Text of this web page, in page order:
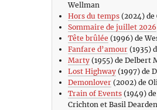
Wellman
Hors du temps(2024) de
Sommaire de juillet 2026
Tête brûlée (1996) de
Fanfare d’amour(1935)
Marty(1955) de Delbert
Lost Highway(1997) de
Demonlover(2002) de
Train of Events(1949) de
Crichton et Basil Dearden